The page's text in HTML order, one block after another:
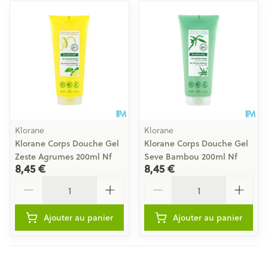
Klorane
Klorane Corps Douche Gel
Zeste Agrumes 200ml Nf
8,45 €
Ajouter au panier
Klorane
Klorane Corps Douche Gel
Seve Bambou 200ml Nf
8,45 €
Ajouter au panier